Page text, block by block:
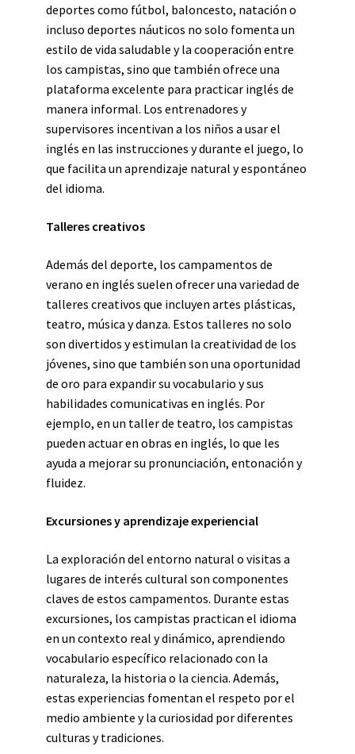
deportes como fútbol, baloncesto, natación o
incluso deportes náuticos no solo fomenta un
estilo de vida saludable y la cooperación entre
los campistas, sino que también ofrece una
plataforma excelente para practicar inglés de
manera informal. Los entrenadores y
supervisores incentivan a los niños a usar el
inglés en las instrucciones y durante el juego, lo
que facilita un aprendizaje natural y espontáneo
del idioma.
Talleres creativos
Además del deporte, los campamentos de
verano en inglés suelen ofrecer una variedad de
talleres creativos que incluyen artes plásticas,
teatro, música y danza. Estos talleres no solo
son divertidos y estimulan la creatividad de los
jóvenes, sino que también son una oportunidad
de oro para expandir su vocabulario y sus
habilidades comunicativas en inglés. Por
ejemplo, en un taller de teatro, los campistas
pueden actuar en obras en inglés, lo que les
ayuda a mejorar su pronunciación, entonación y
fluidez.
Excursiones y aprendizaje experiencial
La exploración del entorno natural o visitas a
lugares de interés cultural son componentes
claves de estos campamentos. Durante estas
excursiones, los campistas practican el idioma
en un contexto real y dinámico, aprendiendo
vocabulario específico relacionado con la
naturaleza, la historia o la ciencia. Además,
estas experiencias fomentan el respeto por el
medio ambiente y la curiosidad por diferentes
culturas y tradiciones.